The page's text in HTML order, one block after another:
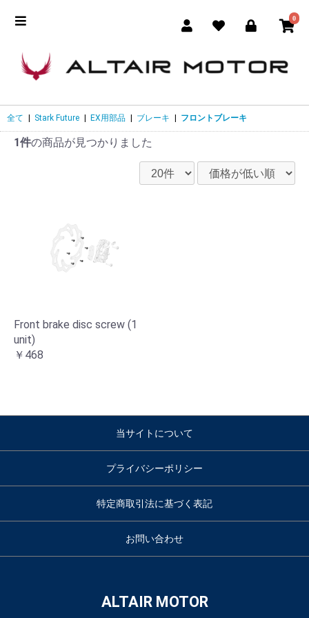
0
全て Stark Future EX用部品 ブレーキ フロントブレーキ
1件の商品が見つかりました
Front brake disc screw (1
unit)
￥468
当サイトについて
プライバシーポリシー
特定商取引法に基づく表記
お問い合わせ
ALTAIR MOTOR